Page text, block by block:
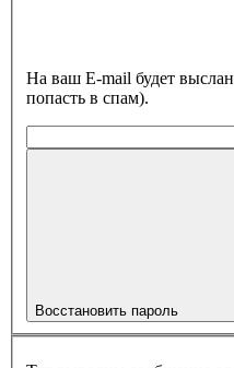
На ваш E-mail будет
попасть в спам).
Восстановить пароль